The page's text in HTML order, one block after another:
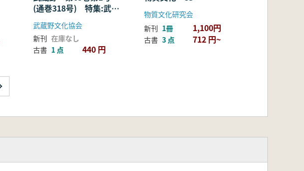
(通巻318号) 特集:武蔵
野の考古学(2)
武蔵野文化協会
新刊 在庫なし
古書 1 点 440 円
物質文化研究会
新刊 1冊 1,100円
古書 3 点 712 円~